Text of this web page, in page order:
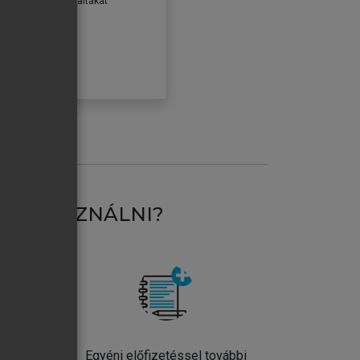
HASZNÁLNI?
Egyéni előfizetéssel további